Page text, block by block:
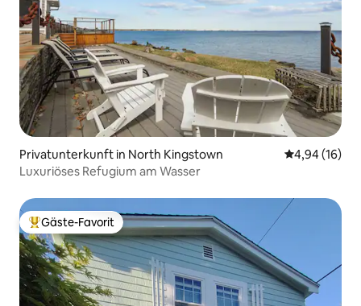
Privatunterkunft in North Kingstown
4,94 (16)
Luxuriöses Refugium am Wasser
Beliebter Gäste-Favorit.
Gäste-Favorit